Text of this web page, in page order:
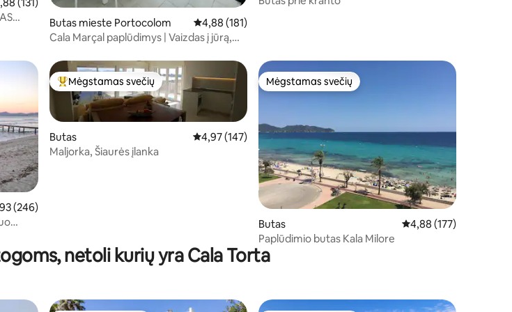
įvertinimas: 4,88 iš 5, atsiliepimų: 131
(131)
Butas mieste Portocolom Vidutinis įvertinimas: 4,88 iš 5, atsiliepimų: 181
4,88 (181)
Cala Marçal paplūdimys | Vaizdas į jūrą,
įvertinimas: 4,93 iš 5, atsiliepimų: 246
(246)
Svečių mėgstamiausias
Mėgstamas svečių
Butas Vidutinis įvertinimas: 4,97 iš 5, atsiliepimų: 147
4,97 (147)
Maljorka, Šiaurės įlanka
Mėgstamas svečių
Mėgstamas svečių
Butas Vidutinis įvertinimas:
4,88 (177)
Paplūdimio butas Kala Milore
netoli kurių yra Cala Torta